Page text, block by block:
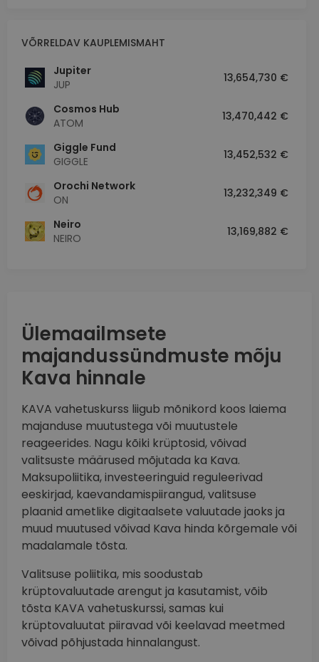
VÕRRELDAV KAUPLEMISMAHT
Jupiter
JUP
13,654,730 €
Cosmos Hub
ATOM
13,470,442 €
Giggle Fund
GIGGLE
13,452,532 €
Orochi Network
ON
13,232,349 €
Neiro
NEIRO
13,169,882 €
Ülemaailmsete
majandussündmuste mõju
Kava hinnale
KAVA vahetuskurss liigub mõnikord koos laiema
majanduse muutustega või muutustele
reageerides. Nagu kõiki krüptosid, võivad
valitsuste määrused mõjutada ka Kava.
Maksupoliitika, investeeringuid reguleerivad
eeskirjad, kaevandamispiirangud, valitsuse
plaanid ametlike digitaalsete valuutade jaoks ja
muud muutused võivad Kava hinda kõrgemale või
madalamale tõsta.
Valitsuse poliitika, mis soodustab
krüptovaluutade arengut ja kasutamist, võib
tõsta KAVA vahetuskurssi, samas kui
krüptovaluutat piiravad või keelavad meetmed
võivad põhjustada hinnalangust.